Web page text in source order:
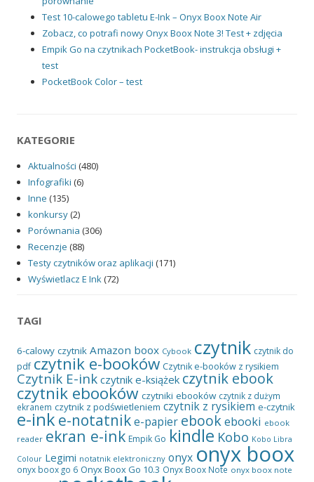
Test 10-calowego tabletu E-Ink – Onyx Boox Note Air
Zobacz, co potrafi nowy Onyx Boox Note 3! Test + zdjęcia
Empik Go na czytnikach PocketBook- instrukcja obsługi +
test
PocketBook Color – test
KATEGORIE
Aktualności (480)
Infografiki (6)
Inne (135)
konkursy(2)
Porównania (306)
Recenzje (88)
Testy czytników oraz aplikacji (171)
Wyświetlacz E Ink(72)
TAGI
6-calowy czytnik Amazon boox Cybook czytnik czytnik do
pdf czytnik e-booków Czytnik e-booków z rysikiem
Czytnik E-ink czytnik e-książek czytnik ebook
czytnik ebooków czytniki ebooków czytnik z dużym
ekranem czytnik z podświetleniem czytnik z rysikiem e-czytnik
e-ink e-notatnike-papier ebookebooki ebook
reader ekran e-ink Empik Go kindle Kobo Kobo Libra
Colour Legimi notatnik elektroniczny onyx onyx boox
onyx boox go 6 Onyx Boox Go 10.3 Onyx Boox Note onyx boox note